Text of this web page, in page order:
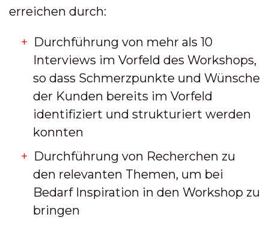
erreichen durch:
Durchführung von mehr als 10
Interviews im Vorfeld des Workshops,
so dass Schmerzpunkte und Wünsche
der Kunden bereits im Vorfeld
identifiziert und strukturiert werden
konnten
Durchführung von Recherchen zu
den relevanten Themen, um bei
Bedarf Inspiration in den Workshop zu
bringen